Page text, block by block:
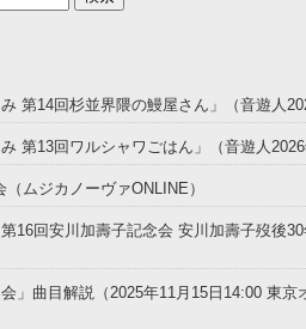
み 第14回杉並界隈の鰻屋さん」（音遊人
み 第13回ワルシャワごはん」（音遊人
ムジカノーヴァONLINE）
第16回安川加壽子記念会 安川加壽子歿後
」曲目解説（2025年11月15日14:00 東京